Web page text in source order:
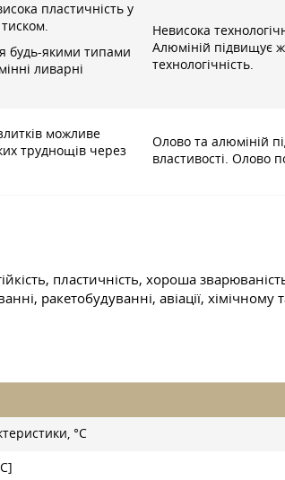
пластичність у
будь-якими типами
ливарні
Невисока
Алюміній підвищує
технологічність.
можливе
труднощів через
Олово та алюміній
властивості. Олово
пластичність, хороша
ракетобудуванні, авіації,
°С